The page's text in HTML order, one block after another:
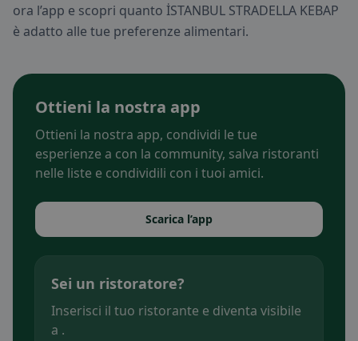
ora l’app e scopri quanto İSTANBUL STRADELLA KEBAP
è adatto alle tue preferenze alimentari.
Ottieni la nostra app
Ottieni la nostra app, condividi le tue
esperienze a con la community, salva ristoranti
nelle liste e condividili con i tuoi amici.
Scarica l’app
Sei un ristoratore?
Inserisci il tuo ristorante e diventa visibile
a .